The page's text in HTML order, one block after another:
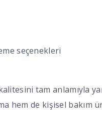
seçenekleri
tam anlamıyla
hem de kişisel bakım